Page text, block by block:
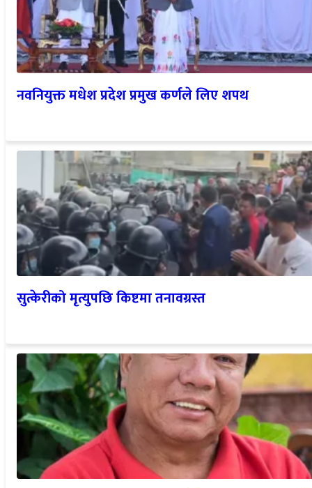
नवनियुक्त मधेश प्रदेश प्रमुख कर्णले लिए शपथ
सुत्केरीको मृत्युपछि किष्टमा तनावग्रस्त